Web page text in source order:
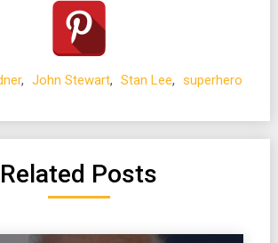
, John Stewart, Stan Lee, superhero
Related Posts